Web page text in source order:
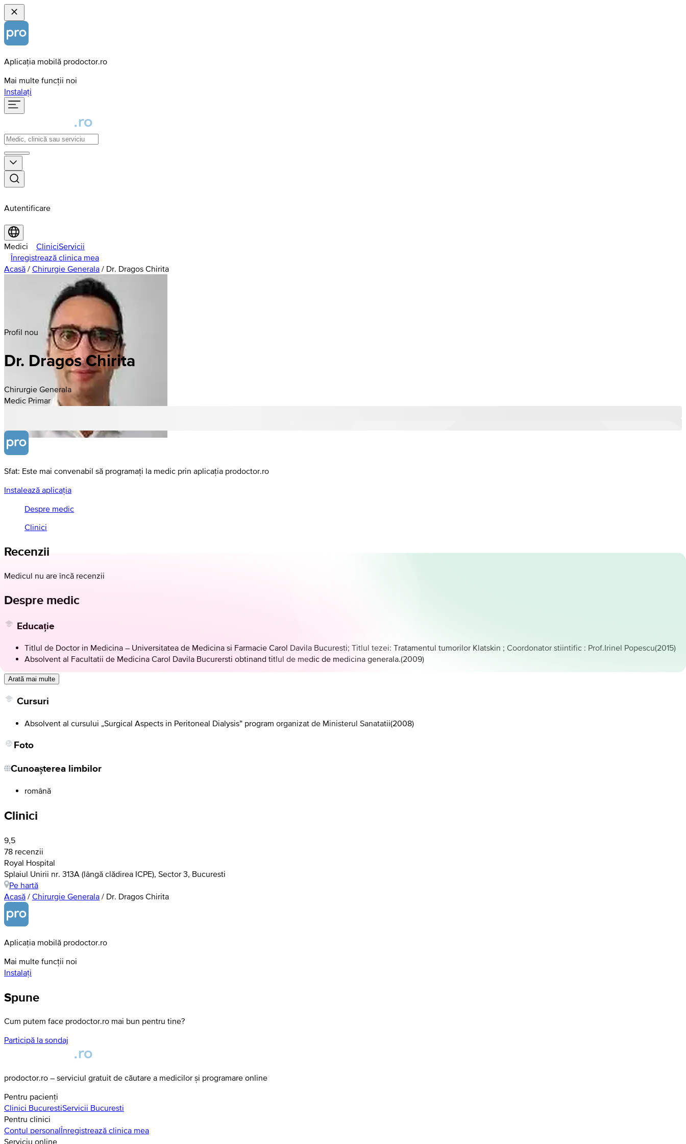
Aplicația mobilă prodoctor.ro
Mai multe funcții noi
Instalați
Autentificare
Medici CliniciServicii
Înregistrează clinica mea
Acasă / Chirurgie Generala / Dr. Dragos Chirita
Profil nou
Dr. Dragos Chirita
Chirurgie Generala
Medic Primar
Sfat: Este mai convenabil să programați la medic prin aplicația prodoctor.ro
Instalează aplicația
Despre medic
Clinici
Recenzii
Medicul nu are încă recenzii
Despre medic
Educație
Titlul de Doctor in Medicina – Universitatea de Medicina si Farmacie Carol Davila Bucuresti; Titlul tezei: Tratamentul tumorilor Klatskin ; Coordonator stiintific : Prof.Irinel Popescu(2015)
Absolvent al Facultatii de Medicina Carol Davila Bucurersti obtinand titlul de medic de medicina generala.(2009)
Arată mai multe
Cursuri
Absolvent al cursului „Surgical Aspects in Peritoneal Dialysis” program organizat de Ministerul Sanatatii(2008)
Foto
Cunoașterea limbilor
română
Clinici
9,5
78 recenzii
Royal Hospital
Splaiul Unirii nr. 313A (lângă clădirea ICPE), Sector 3, Bucuresti
Pe hartă
Acasă / Chirurgie Generala / Dr. Dragos Chirita
Aplicația mobilă prodoctor.ro
Mai multe funcții noi
Instalați
Spune
Cum putem face prodoctor.ro mai bun pentru tine?
Participă la sondaj
prodoctor.ro – serviciul gratuit de căutare a medicilor și programare online
Pentru pacienți
Clinici BucurestiServicii Bucuresti
Pentru clinici
Contul personalÎnregistrează clinica mea
Serviciu online